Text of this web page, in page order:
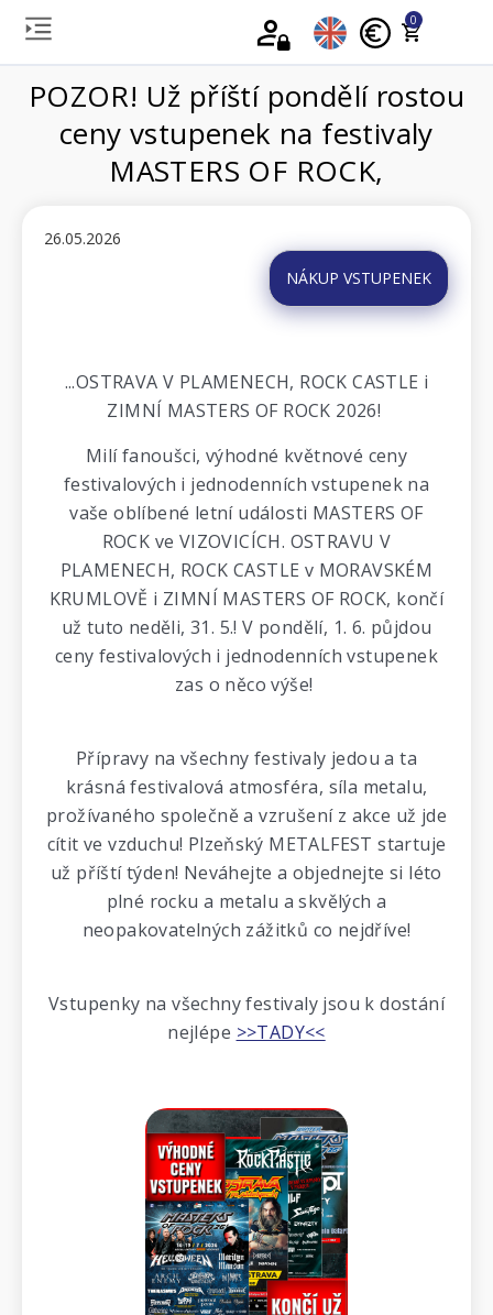
0
POZOR! Už příští pondělí rostou
ceny vstupenek na festivaly
MASTERS OF ROCK,
26.05.2026
NÁKUP VSTUPENEK
...OSTRAVA V PLAMENECH, ROCK CASTLE i
ZIMNÍ MASTERS OF ROCK 2026!
Milí fanoušci, výhodné květnové ceny
festivalových i jednodenních vstupenek na
vaše oblíbené letní události MASTERS OF
ROCK ve VIZOVICÍCH. OSTRAVU V
PLAMENECH, ROCK CASTLE v MORAVSKÉM
KRUMLOVĚ i ZIMNÍ MASTERS OF ROCK, končí
už tuto neděli, 31. 5.! V pondělí, 1. 6. půjdou
ceny festivalových i jednodenních vstupenek
zas o něco výše!
Přípravy na všechny festivaly jedou a ta
krásná festivalová atmosféra, síla metalu,
prožívaného společně a vzrušení z akce už jde
cítit ve vzduchu! Plzeňský METALFEST startuje
už příští týden! Neváhejte a objednejte si léto
plné rocku a metalu a skvělých a
neopakovatelných zážitků co nejdříve!
Vstupenky na všechny festivaly jsou k dostání
nejlépe >>TADY<<